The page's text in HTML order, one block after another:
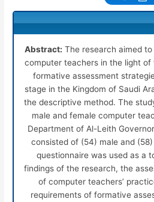
Abstract: The research aimed
computer teachers in the light
formative assessment
stage in the Kingdom of Saudi
the descriptive method. The
male and female computer
Department of Al-Leith
consisted of (54) male and
questionnaire was used as a
findings of the research, the
of computer teachers’
requirements of formative